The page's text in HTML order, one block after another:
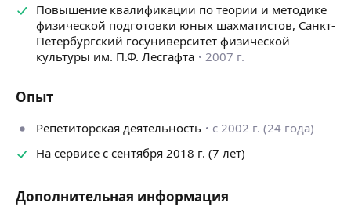
Повышение квалификации по теории и методике
физической подготовки юных шахматистов, Санкт-
Петербургский госуниверситет физической
культуры им. П.Ф. Лесгафта
2007 г.
Опыт
Репетиторская деятельность
с 2002 г. (24 года)
На сервисе с сентября 2018 г. (7 лет)
Дополнительная информация